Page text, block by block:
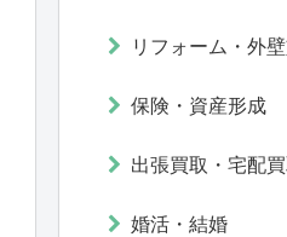
リフォーム・外
保険・資産形成
出張買取・宅配
婚活・結婚